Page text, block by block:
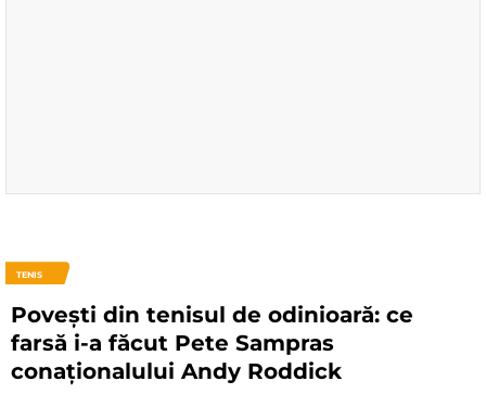
TENIS
Povești din tenisul de odinioară: ce
farsă i-a făcut Pete Sampras
conaționalului Andy Roddick